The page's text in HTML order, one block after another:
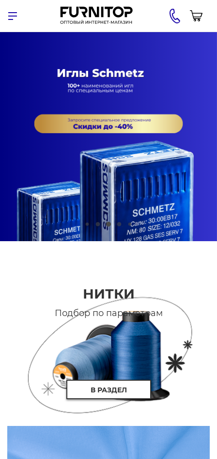
НИТКИ
Подбор по параметрам
В РАЗДЕЛ